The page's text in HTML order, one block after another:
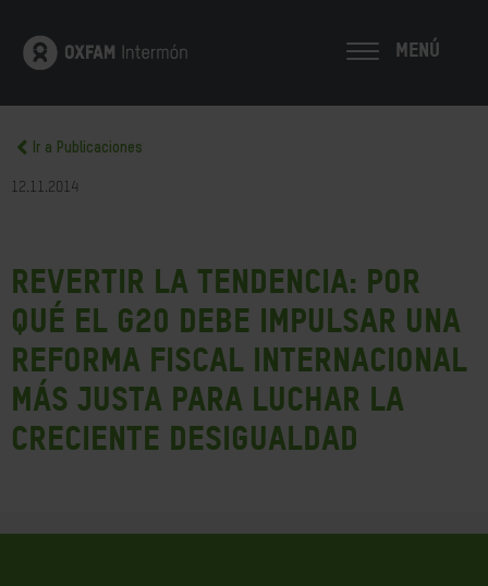
MENÚ
Ir a Publicaciones
12.11.2014
Revertir la tendencia: Por
qué el G20 debe impulsar una
reforma fiscal internacional
más justa para luchar la
creciente desigualdad